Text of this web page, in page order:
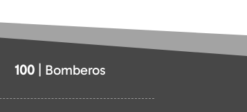
100| Bomberos